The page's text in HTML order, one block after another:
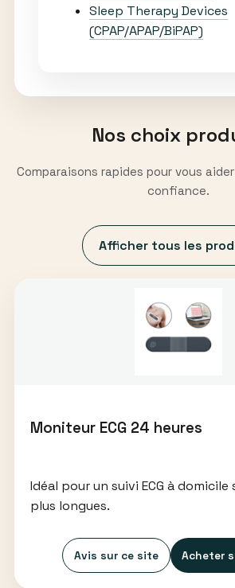
Sleep Therapy Devices
(CPAP/APAP/BiPAP)
Nos choix
Comparaisons rapides pour vous
confiance.
Afficher tous les
Moniteur ECG 24 heures
Idéal pour un suivi ECG à domicile
plus longues.
Avis sur ce site Acheter